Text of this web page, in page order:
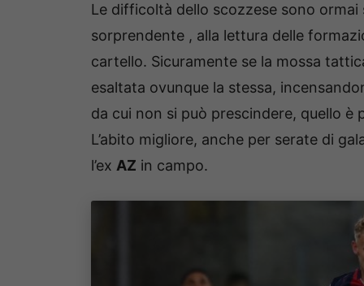
Le difficoltà dello scozzese sono
sorprendente , alla lettura delle
cartello. Sicuramente se la mossa
esaltata ovunque la stessa,
da cui non si può prescindere, quello è
L’abito migliore, anche per serate di
l’ex AZ in campo.